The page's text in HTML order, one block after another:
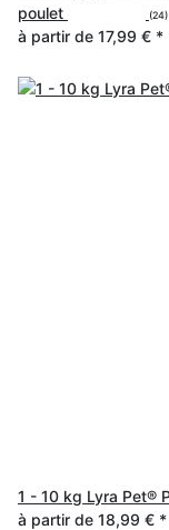
poulet
(24)
à partir de 17,99 € *
1 - 10 kg Lyra Pet®
à partir de 18,99 € *